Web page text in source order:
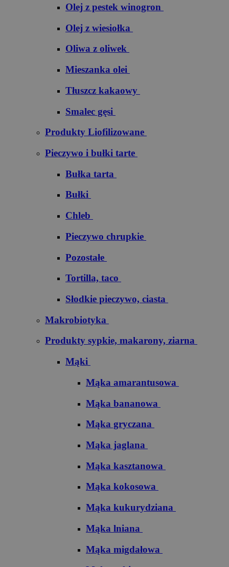
Olej z pestek winogron
Olej z wiesiołka
Oliwa z oliwek
Mieszanka olei
Tłuszcz kakaowy
Smalec gęsi
Produkty Liofilizowane
Pieczywo i bułki tarte
Bułka tarta
Bułki
Chleb
Pieczywo chrupkie
Pozostałe
Tortilla, taco
Słodkie pieczywo, ciasta
Makrobiotyka
Produkty sypkie, makarony, ziarna
Mąki
Mąka amarantusowa
Mąka bananowa
Mąka gryczana
Mąka jaglana
Mąka kasztanowa
Mąka kokosowa
Mąka kukurydziana
Mąka lniana
Mąka migdałowa